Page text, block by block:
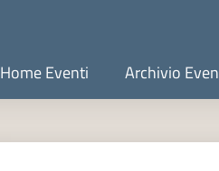
Home Eventi Archivio